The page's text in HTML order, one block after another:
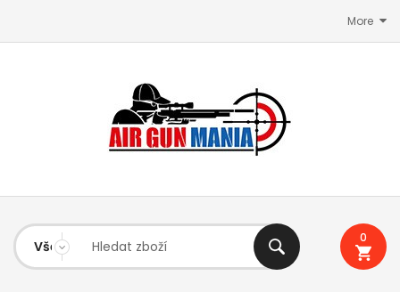
More
0